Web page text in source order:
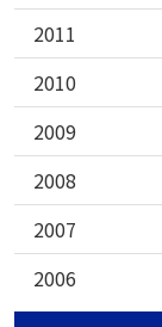
2011
2010
2009
2008
2007
2006